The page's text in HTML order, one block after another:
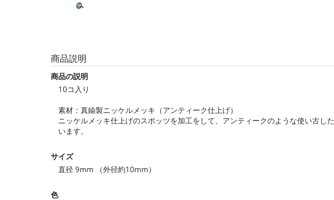
商品説明
商品の説明
10コ入り
素材：真鍮製ニッケルメッキ（アンティーク仕上げ）
ニッケルメッキ仕上げのスポッツを加工をして、アンティークのような使い古
います。
サイズ
直径 9mm （外径約10mm）
色